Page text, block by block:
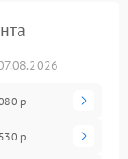
р
530 р